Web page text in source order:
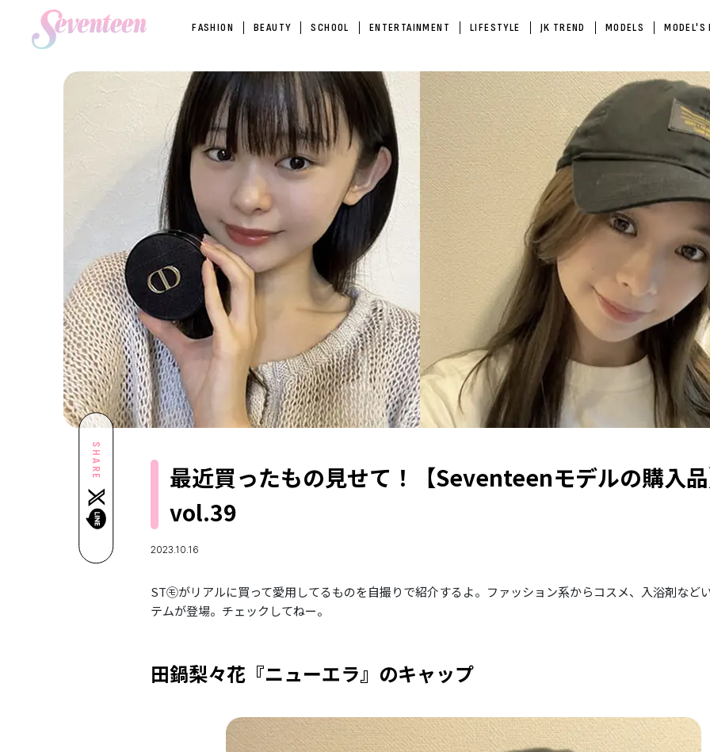
FASHION BEAUTY SCHOOL ENTERTAINMENT LIFESTYLE JK TREND MODELS MODEL'S
SHARE
最近買ったもの見せて！【Seventeenモデルの購入品
vol.39
2023.10.16
ST㋲がリアルに買って愛用してるものを自撮りで紹介するよ。ファッション系からコスメ、入浴剤など
テムが登場。チェックしてねー。
田鍋梨々花『ニューエラ』のキャップ